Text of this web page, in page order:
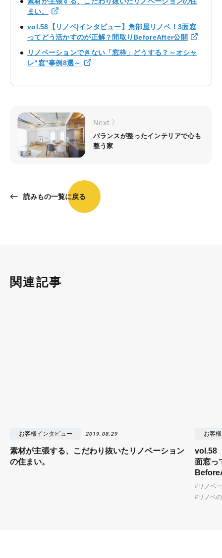
まい。
vol.58【リノベ|インタビュー】角部屋リノベ！3面窓
ってどう活かすのが正解？間取りBeforeAfter公開
リノベーションできない「窓枠」どうする？～オシャ
レ"窓"事例8選～
読みもの一覧に戻る
Next
バランスが整ったインテリアで心も
整う家
関連記事
お客様インタビュー 2019.08.29
素材が主張する、こだわり抜いたリノベーション
の住まい。
お客
vol.58
面窓っ
#リノベ
#リノベ